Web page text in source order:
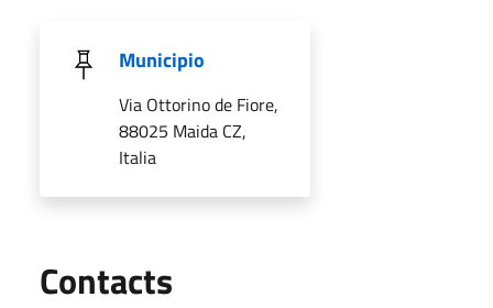
Municipio
Via Ottorino de Fiore,
88025 Maida CZ,
Italia
Contacts